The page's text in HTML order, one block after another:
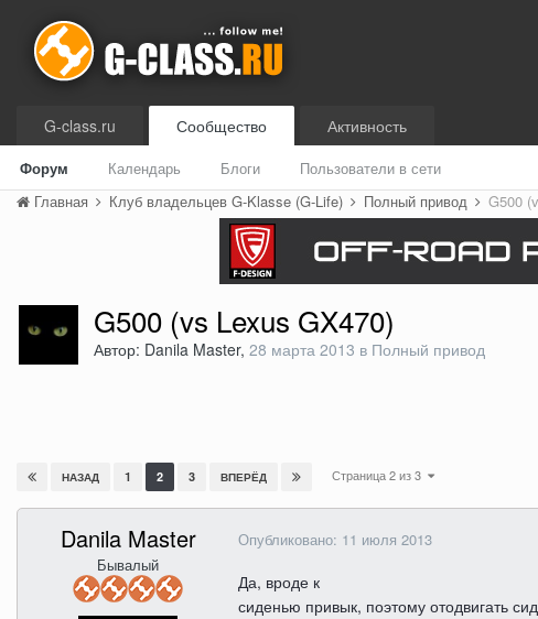
G-class.ru Сообщество
Форум Календарь Блоги Пользователи в сети
Активность
Главная Клуб владельцев G-Klasse (G-Life) Полный привод G500
G500 (vs Lexus GX470)
Автор: Danila Master, 28 марта 2013 в Полный привод
НАЗАД 1 2 3 ВПЕРЁД Страница 2 из 3
Danila Master
Бывалый
Опубликовано: 11 июля 2013
Да, вроде к
сиденью привык, поэтому отодвигать